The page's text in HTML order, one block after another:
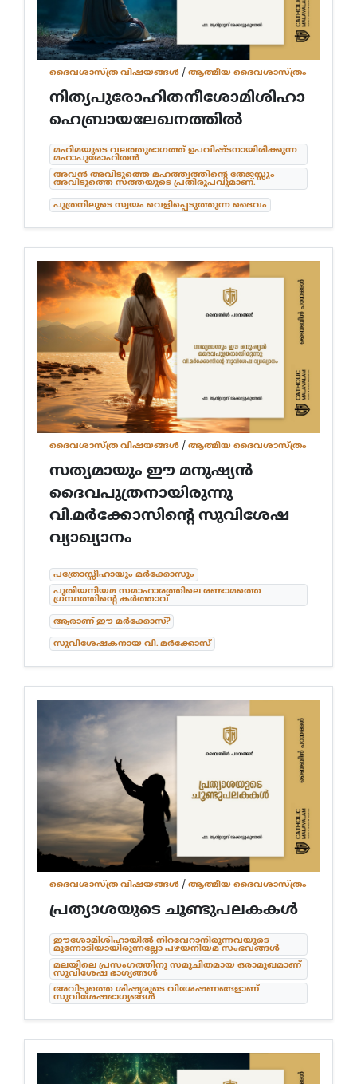
ദൈവശാസ്ത്ര വിഷയങ്ങള്‍ /ആത്മീയ ദൈവശാസ്ത്രം
നിത്യപുരോഹിതനീശോമിശിഹാ
ഹെബ്രായലേഖനത്തിൽ
മഹിമയുടെ വലത്തുഭാഗത്ത് ഉപവിഷ്ടനായിരിക്കുന്ന
മഹാപുരോഹിതൻ
അവൻ അവിടുത്തെ മഹത്ത്വത്തിന്റെ തേജസ്സും
അവിടുത്തെ സത്തയുടെ പ്രതിരൂപവുമാണ്.
പുത്രനിലൂടെ സ്വയം വെളിപ്പെടുത്തുന്ന ദൈവം
ദൈവശാസ്ത്ര വിഷയങ്ങള്‍ /ആത്മീയ ദൈവശാസ്ത്രം
സത്യമായും ഈ മനുഷ്യൻ
ദൈവപുത്രനായിരുന്നു
വി.മർക്കോസിൻ്റെ സുവിശേഷ
വ്യാഖ്യാനം
പത്രോസ്സീഹായും മർക്കോസും
പുതിയനിയമ സമാഹാരത്തിലെ രണ്ടാമത്തെ
ഗ്രന്ഥത്തിന്റെ കർത്താവ്
ആരാണ് ഈ മർക്കോസ്?
സുവിശേഷകനായ വി. മർക്കോസ്
ദൈവശാസ്ത്ര വിഷയങ്ങള്‍ /ആത്മീയ ദൈവശാസ്ത്രം
പ്രത്യാശയുടെ ചൂണ്ടുപലകകൾ
ഈശോമിശിഹായിൽ നിറവേറാനിരുന്നവയുടെ
മുന്നോടിയായിരുന്നല്ലോ പഴയനിയമ സംഭവങ്ങൾ
മലയിലെ പ്രസംഗത്തിനു സമുചിതമായ ഒരാമുഖമാണ്
സുവിശേഷ ഭാഗ്യങ്ങൾ
അവിടുത്തെ ശിഷ്യരുടെ വിശേഷണങ്ങളാണ്
സുവിശേഷഭാഗ്യങ്ങൾ